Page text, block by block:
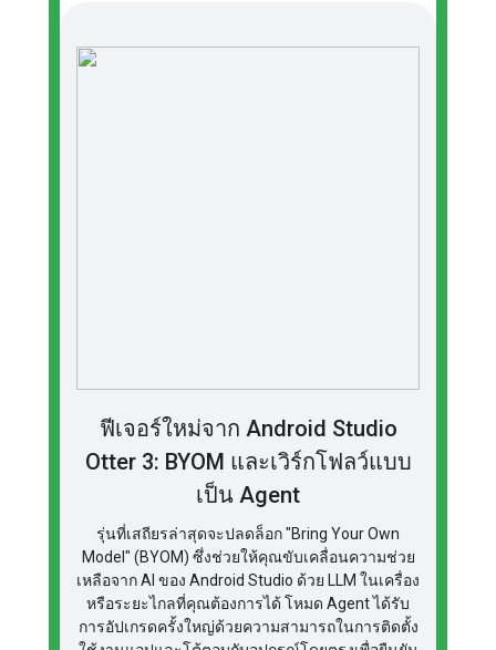
ฟีเจอร์ใหม่จาก Android Studio
Otter 3: BYOM และเวิร์กโฟลว์แบบ
เป็น Agent
รุ่นที่เสถียรล่าสุดจะปลดล็อก "Bring Your Own
Model" (BYOM) ซึ่งช่วยให้คุณขับเคลื่อนความช่วย
เหลือจาก AI ของ Android Studio ด้วย LLM ในเครื่อง
หรือระยะไกลที่คุณต้องการได้ โหมด Agent ได้รับ
การอัปเกรดครั้งใหญ่ด้วยความสามารถในการติดตั้ง